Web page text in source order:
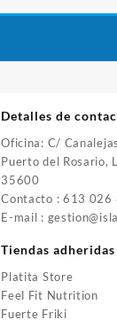
Detalles de
Oficina: C/
Puerto del Rosario,
35600
Contacto : 613 026
E-mail :
Tiendas adheridas
Platita Store
Feel Fit Nutrition
Fuerte Friki